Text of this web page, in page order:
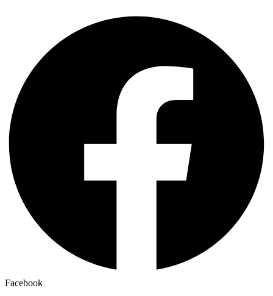
Facebook